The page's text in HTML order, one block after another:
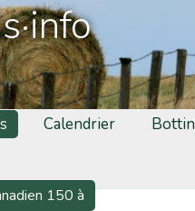
Calendrier Bottin
150 à